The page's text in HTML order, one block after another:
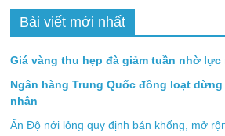
Bài viết mới nhất
Giá vàng thu hẹp đà giảm tuần nhờ lực
Ngân hàng Trung Quốc đồng loạt
nhân
Ấn Độ nới lỏng quy định bán khống, mở